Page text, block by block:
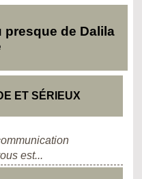
presque de Dalila
ET SÉRIEUX
est...